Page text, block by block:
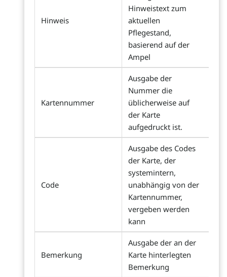
Hinweis
Hinweistext zum
aktuellen
Pflegestand,
basierend auf der
Ampel
Kartennummer
Ausgabe der
Nummer die
üblicherweise auf
der Karte
aufgedruckt ist.
Code
Ausgabe des Codes
der Karte, der
systemintern,
unabhängig von der
Kartennummer,
vergeben werden
kann
Bemerkung
Ausgabe der an der
Karte hinterlegten
Bemerkung